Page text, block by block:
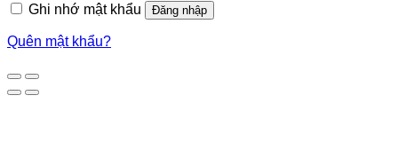
Ghi nhớ mật khẩu Đăng nhập
Quên mật khẩu?